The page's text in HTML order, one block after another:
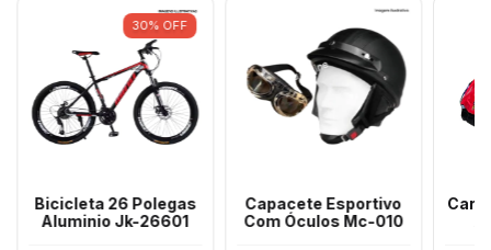
30% OFF
Bicicleta 26 Polegas
Aluminio Jk-26601
Capacete Esportivo
Com Óculos Mc-010